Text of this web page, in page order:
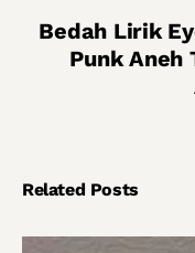
Bedah Lirik
Punk Aneh
Related Posts